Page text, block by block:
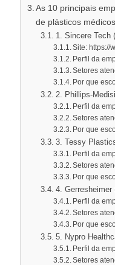
As 10 principais
de plásticos
1. Sincere Tech
Site: https://
Perfil da
Setores
Por que
2. Phillips-
Perfil da
Setores
Por que
3. Tessy
Perfil da
Setores
Por que
4. Gerresheimer
Perfil da
Setores
Por que
5. Nypro
Perfil da
Setores